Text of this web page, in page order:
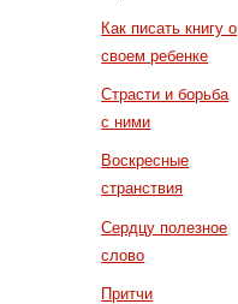
Как писать книгу о
своем ребенке
Страсти и борьба
с ними
Воскресные
странствия
Сердцу полезное
слово
Притчи